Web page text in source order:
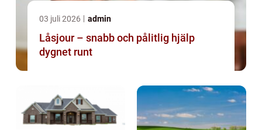
03 juli 2026 admin
Låsjour – snabb och pålitlig hjälp
dygnet runt